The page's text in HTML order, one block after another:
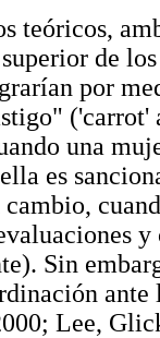
teóricos,
de
por
una
es
Sin
Lee,